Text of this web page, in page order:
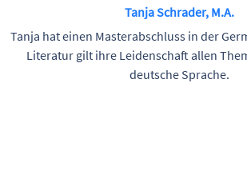
Tanja Schrader, M.A.
Tanja hat einen Masterabschluss in der
Literatur gilt ihre Leidenschaft allen
deutsche Sprache.